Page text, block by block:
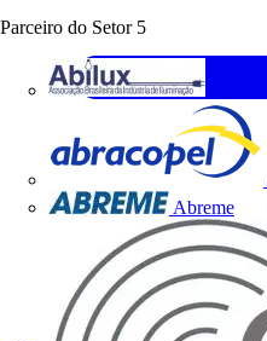
Parceiro do Setor 5
Abreme